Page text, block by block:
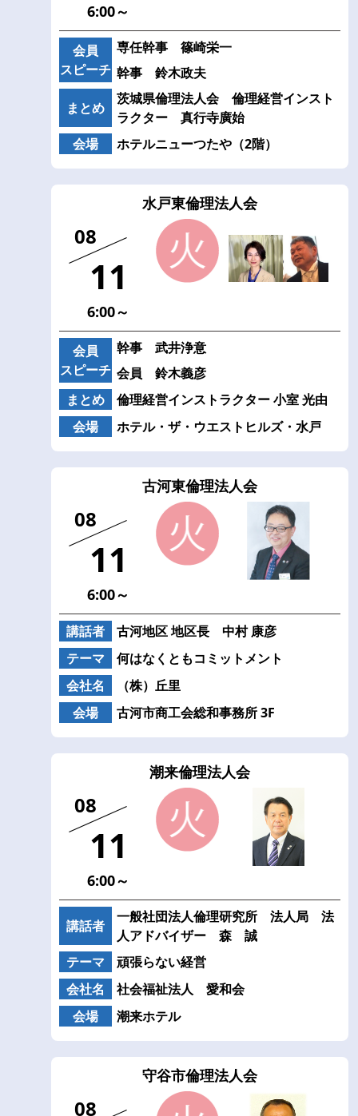
6:00～
会員
スピーチ
専任幹事 篠崎栄一
幹事 鈴木政夫
まとめ
茨城県倫理法人会 倫理経営インスト
ラクター 真行寺廣始
会場
ホテルニューつたや（2階）
水戸東倫理法人会
08
11
6:00～
会員
スピーチ
幹事 武井浄意
会員 鈴木義彦
まとめ
倫理経営インストラクター 小室 光由
会場
ホテル・ザ・ウエストヒルズ・水戸
古河東倫理法人会
08
11
6:00～
講話者
古河地区 地区長 中村 康彦
テーマ
何はなくともコミットメント
会社名
（株）丘里
会場
古河市商工会総和事務所 3F
潮来倫理法人会
08
11
6:00～
講話者
一般社団法人倫理研究所 法人局 法
人アドバイザー 森 誠
テーマ
頑張らない経営
会社名
社会福祉法人 愛和会
会場
潮来ホテル
守谷市倫理法人会
08